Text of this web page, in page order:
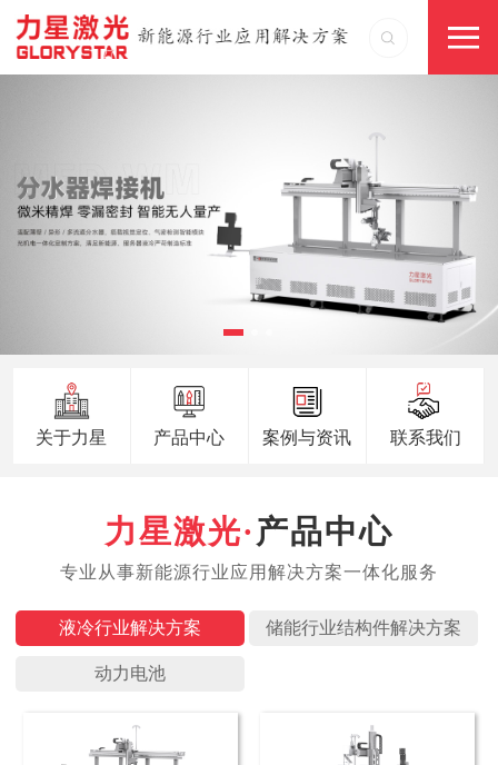
关于力星 产品中心 案例与资讯 联系我们
产品中心
液冷行业 储能行业
动力电池